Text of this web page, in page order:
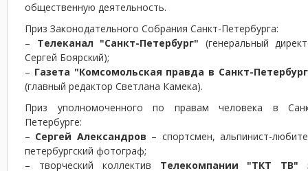
общественную деятельность.
Приз Законодательного Собрания Санкт-Петербурга:
– Телеканал "Санкт-Петербург" (генеральный
Сергей Боярский);
– Газета "Комсомольская правда в Санкт-
(главный редактор Светлана Камека).
Приз уполномоченного по правам человека в
Петербурге:
– Сергей Александров – спортсмен, альпинист-
петербургский фотограф;
– творческий коллектив Телекомпании "ТКТ ТВ"